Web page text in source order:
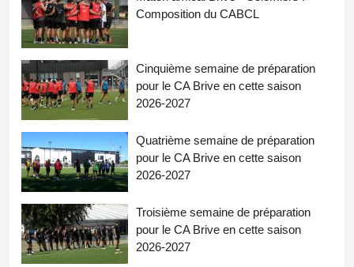
Composition du CABCL
Cinquième semaine de préparation
pour le CA Brive en cette saison
2026-2027
Quatrième semaine de préparation
pour le CA Brive en cette saison
2026-2027
Troisième semaine de préparation
pour le CA Brive en cette saison
2026-2027